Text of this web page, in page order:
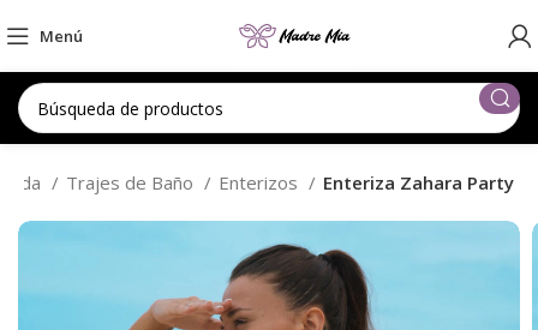
Menú
Trajes de Baño Enterizos Enteriza Zahara Party